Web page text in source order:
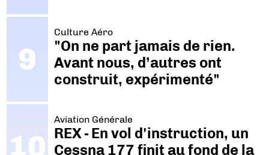
Culture Aéro
"On ne part jamais de rien.
Avant nous, d’autres ont
construit, expérimenté"
Aviation Générale
REX - En vol d'instruction, un
Cessna 177 finit au fond de la